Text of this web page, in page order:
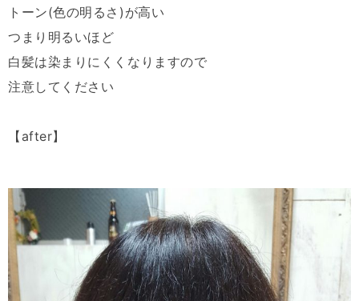
トーン(色の明るさ)が高い
つまり明るいほど
白髪は染まりにくくなりますので
注意してください
【after】